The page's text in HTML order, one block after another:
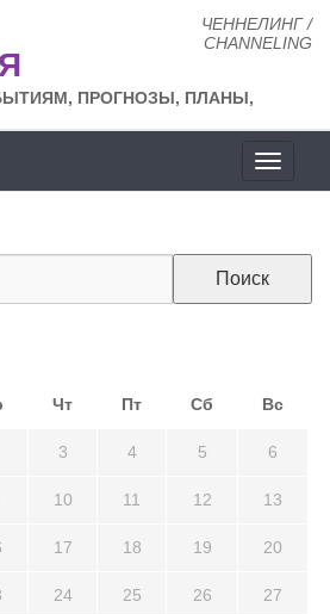
ЧЕННЕЛИНГ /
CHANNELING
ПРОГНОЗЫ, ПЛАНЫ,
сайта
Чт Пт Сб Вс
3 4 5 6
10 11 12 13
17 18 19 20
24 25 26 27